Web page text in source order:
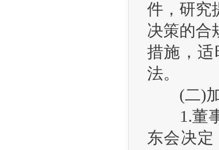
件，研究
决策的合
措施，
法。
(二)加
1.董事
东会决